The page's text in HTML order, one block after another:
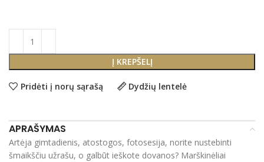
Į KREPŠELĮ
Pridėti į norų sąrašą Dydžių lentelė
APRAŠYMAS
Artėja gimtadienis, atostogos, fotosesija, norite nustebinti
šmaikščiu užrašu, o galbūt ieškote dovanos? Marškinėliai